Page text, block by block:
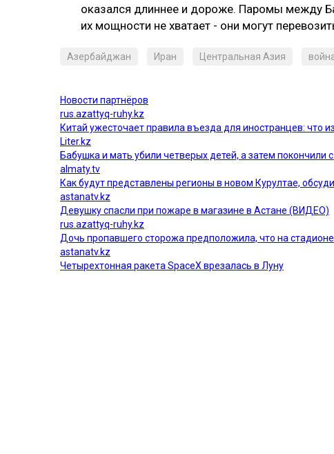
оказался длиннее и дороже. Паромы между
их мощности не хватает - они могут
Азербайджан Иран Центральная Азия